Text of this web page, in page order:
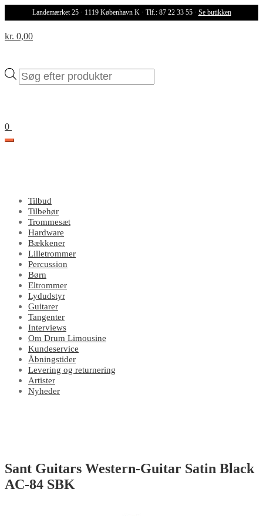
Landemærket 25 · 1119 København K · Tlf.: 87 22 33 55 · Se butikken
Products
search
kr. 0,00
0
Tilbud
Tilbehør
Trommesæt
Hardware
Bækkener
Lilletrommer
Percussion
Børn
Eltrommer
Lydudstyr
Guitarer
Tangenter
Interviews
Om Drum Limousine
Kundeservice
Åbningstider
Levering og returnering
Artister
Nyheder
Sant Guitars Western-Guitar Satin Black
AC-84 SBK